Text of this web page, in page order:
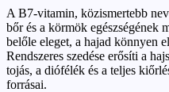
A B7-vitamin, közismertebb
bőr és a körmök egészségének
belőle eleget, a hajad könnyen
Rendszeres szedése erősíti a
tojás, a diófélék és a teljes
forrásai.